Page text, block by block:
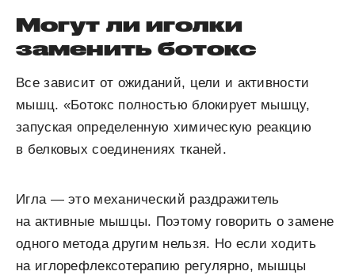
Могут ли иголки
заменить ботокс
Все зависит от ожиданий, цели и активности
мышц. «Ботокс полностью блокирует мышцу,
запуская определенную химическую реакцию
в белковых соединениях тканей.
Игла — это механический раздражитель
на активные мышцы. Поэтому говорить о замене
одного метода другим нельзя. Но если ходить
на иглорефлексотерапию регулярно, мышцы